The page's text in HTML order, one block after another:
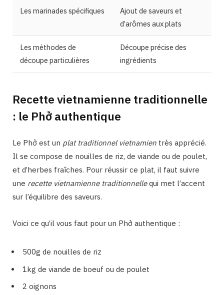
Les marinades spécifiques
Ajout de saveurs et
d’arômes aux plats
Les méthodes de
découpe particulières
Découpe précise des
ingrédients
Recette vietnamienne traditionnelle
: le Phở authentique
Le Phở est un plat traditionnel vietnamien très apprécié.
Il se compose de nouilles de riz, de viande ou de poulet,
et d’herbes fraîches. Pour réussir ce plat, il faut suivre
une recette vietnamienne traditionnellequi met l’accent
sur l’équilibre des saveurs.
Voici ce qu’il vous faut pour un Phở authentique :
500g de nouilles de riz
1kg de viande de boeuf ou de poulet
2 oignons